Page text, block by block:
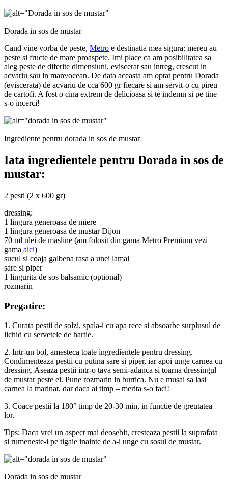
Dorada in sos de mustar
Cand vine vorba de peste, Metro e destinatia mea sigura: mereu au
peste si fructe de mare proaspete. Imi place ca am posibilitatea sa
aleg peste de diferite dimensiuni, eviscerat sau intreg, crescut in
acvariu sau in mare/ocean. De data aceasta am optat pentru Dorada
(eviscerata) de acvariu de cca 600 gr fiecare si am servit-o cu pireu
de cartofi. A fost o cina extrem de delicioasa si te indemn si pe tine
s-o incerci!
Ingrediente pentru dorada in sos de mustar
Iata ingredientele pentru Dorada in sos de
mustar:
2 pesti (2 x 600 gr)
dressing:
1 lingura generoasa de miere
1 lingura generoasa de mustar Dijon
70 ml ulei de masline (am folosit din gama Metro Premium vezi
gama aici)
sucul si coaja galbena rasa a unei lamai
sare si piper
1 lingurita de sos balsamic (optional)
rozmarin
Pregatire:
1. Curata pestii de solzi, spala-i cu apa rece si absoarbe surplusul de
lichid cu servetele de hartie.
2. Intr-un bol, amesteca toate ingredientele pentru dressing.
Condimenteaza pestii cu putina sare si piper, iar apoi unge carnea cu
dressing. Aseaza pestii intr-o tava semi-adanca si toarna dressingul
de mustar peste ei. Pune rozmarin in burtica. Nu e musai sa lasi
carnea la marinat, dar daca ai timp – merita s-o faci!
3. Coace pestii la 180° timp de 20-30 min, in functie de greutatea
lor.
Tips: Daca vrei un aspect mai deosebit, cresteaza pestii la suprafata
si rumeneste-i pe tigaie inainte de a-i unge cu sosul de mustar.
Dorada in sos de mustar